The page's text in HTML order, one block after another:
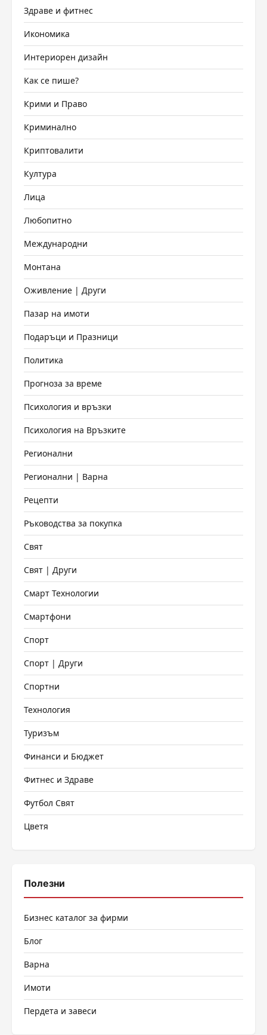
Здраве и фитнес
Икономика
Интериорен дизайн
Как се пише?
Крими и Право
Криминално
Криптовалити
Култура
Лица
Любопитно
Международни
Монтана
Оживление | Други
Пазар на имоти
Подаръци и Празници
Политика
Прогноза за време
Психология и връзки
Психология на Връзките
Регионални
Регионални | Варна
Рецепти
Ръководства за покупка
Свят
Свят | Други
Смарт Технологии
Смартфони
Спорт
Спорт | Други
Спортни
Технология
Туризъм
Финанси и Бюджет
Фитнес и Здраве
Футбол Свят
Цветя
Полезни
Бизнес каталог за фирми
Блог
Варна
Имоти
Пердета и завеси